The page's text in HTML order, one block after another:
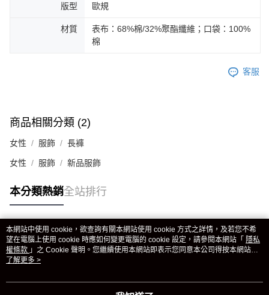
版型 歐規
材質
表布：68%棉/32%聚酯纖維；口袋：100%
棉
客服
商品相關分類 (2)
女性 服飾 長褲
女性 服飾 新品服飾
本分類熱銷全站排行
熱門標籤
本網站中使用 cookie，欲查詢有關本網站使用 cookie 方式之詳情，及若您不希
望在電腦上使用 cookie 時應如何變更電腦的 cookie 設定，請參閱本網站「 隱私
權條款 」之 Cookie 聲明。您繼續使用本網站即表示您同意本公司得按本網站使
用條款之 Cookie 聲明使用 cookie。
了解更多 >